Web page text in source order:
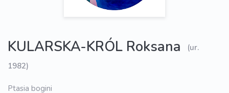
KULARSKA-KRÓL Roksana
(ur.
1982)
Ptasia bogini